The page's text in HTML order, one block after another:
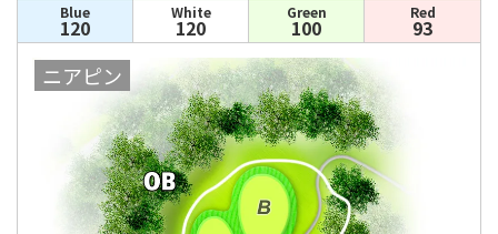
Blue
120
White
120
Green
100
Red
93
ニアピン